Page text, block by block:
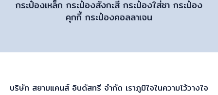
กระป๋องเหล็ก กระป๋องสังกะสี กระป๋องใส่ชา กระป๋อง
คุกกี้ กระป๋องคอลลาเจน
บริษัท สยามแคนส์ อินดัสทรี จำกัด เราภูมิใจในความไว้วางใจ